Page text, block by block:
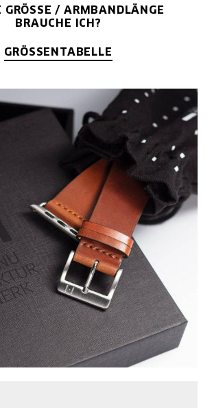
/ ARMBANDLÄNGE B
RAUCHE ICH?
GRÖSSENTABELLE